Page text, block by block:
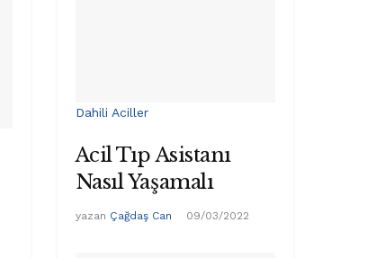
Dahili Aciller
Acil Tıp Asistanı
Nasıl Yaşamalı
yazan Çağdaş Can 09/03/2022